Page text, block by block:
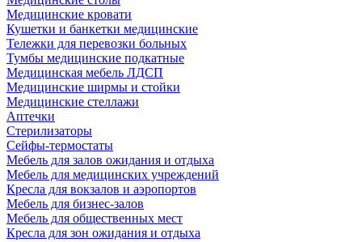
Медицинские кровати
Кушетки и банкетки медицинские
Тележки для перевозки больных
Тумбы медицинские подкатные
Медицинская мебель ЛДСП
Медицинские ширмы и стойки
Медицинские стеллажи
Аптечки
Стерилизаторы
Сейфы-термостаты
Мебель для залов ожидания и отдыха
Мебель для медицинских учреждений
Кресла для вокзалов и аэропортов
Мебель для бизнес-залов
Мебель для общественных мест
Кресла для зон ожидания и отдыха